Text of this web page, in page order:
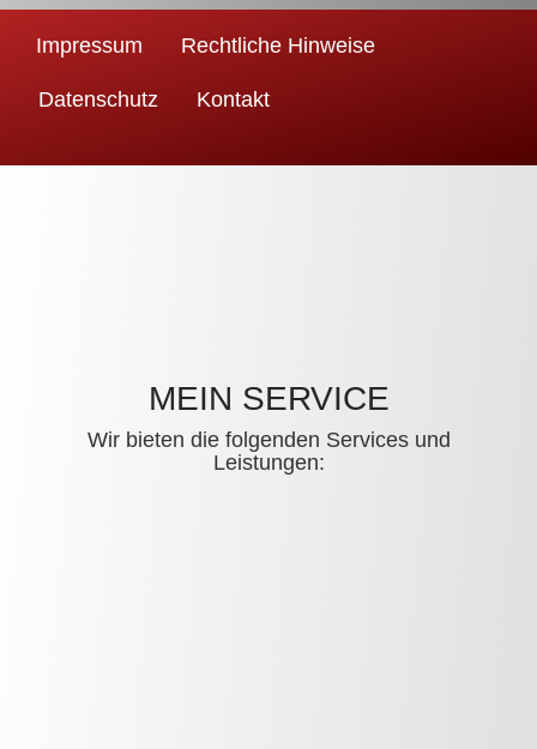
Impressum Rechtliche Hinweise
Datenschutz Kontakt
MEIN SERVICE
Wir bieten die folgenden Services und
Leistungen: